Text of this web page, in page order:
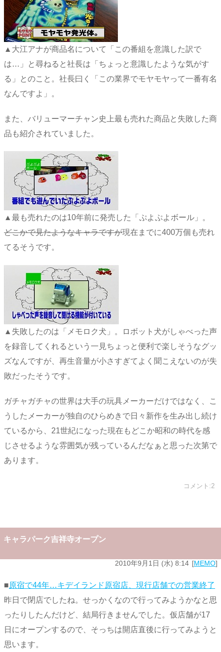
▲大江アナが商品名について「この番組を意識した訳で
は…」と尋ねると社長は「ちょっと意識したような気がす
る」とのこと。社長曰く「この業界でモヤモヤって一番有名
なんですよ」。
また、バリューマーチャン史上最も売れた商品と失敗した商
品も紹介されていました。
▲最も売れたのは10年前に発売した「ぷよぷよボール」。
どこかで見たようなキャラですが現在までに400万個も売れ
てるそうです。
▲失敗したのは「メモロク犬」。ロボット犬がしゃべった声
を録音してくれるという一見ちょっと便利で楽しそうなグッ
ズなんですが、再生音量が小さすぎてよく聞こえないのが失
敗だったそうです。
ガチャガチャの世界は大手の玩具メーカーだけではなく、こ
うしたメーカーが独自のひらめきで日々新作を生み出し続け
ているから、21世紀になった現在もどこか昭和の時代を感
じさせるような雰囲気が残っているんだなぁと思った次第で
あります。
コメント:2
キャラパーク吉祥寺オープン
2010年9月1日 (水) 8:14 MEMO
■原宿で44年…キデイランド原宿店、現行店舗での営業終了
昨日で閉店でしたね。せっかくなので行ってみようかなと思
ったりしたんだけど、結局行きませんでした。仮店舗が17
日にオープンするので、そっちは開店直後に行ってみようと
思います。